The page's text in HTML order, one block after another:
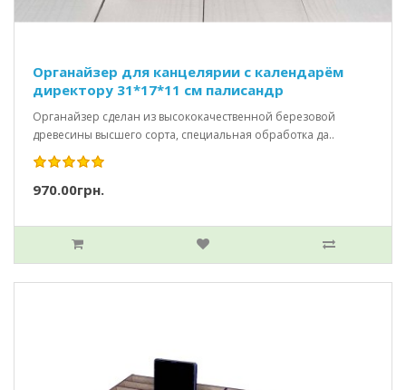
Органайзер для канцелярии с календарём
директору 31*17*11 см палисандр
Органайзер сделан из высококачественной березовой
древесины высшего сорта, специальная обработка да..
970.00грн.